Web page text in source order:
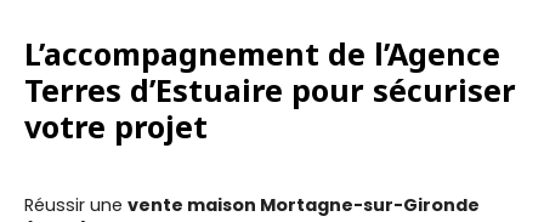
L’accompagnement de l’Agence
Terres d’Estuaire pour sécuriser
votre projet
Réussir une vente maison Mortagne-sur-Gironde